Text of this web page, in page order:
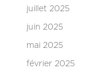
juillet 2025
juin 2025
mai 2025
février 2025